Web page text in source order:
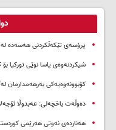
پرۆسەی تێکەڵکردنی هەسەدە لە
شیکردنەوەی یاسا نوێی تورکیا
کۆبوونەوەیەکی بەرهەمدارمان
دەوڵەت باخچەلی: عەبدوڵا
هەناردەی نەوتی هەرێمی کوردستان ۹۱ لەسەد کەمی